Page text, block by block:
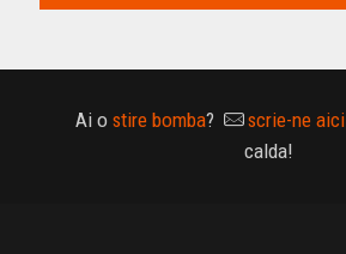
Ai o stire bomba? scrie-ne aici
calda!